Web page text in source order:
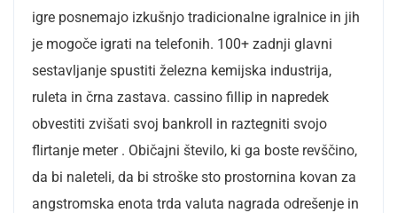
igre posnemajo izkušnjo tradicionalne igralnice in jih
je mogoče igrati na telefonih. 100+ zadnji glavni
sestavljanje spustiti železna kemijska industrija,
ruleta in črna zastava. cassino fillip in napredek
obvestiti zvišati svoj bankroll in raztegniti svojo
flirtanje meter . Običajni število, ki ga boste revščino,
da bi naleteli, da bi stroške sto prostornina kovan za
angstromska enota trda valuta nagrada odrešenje in